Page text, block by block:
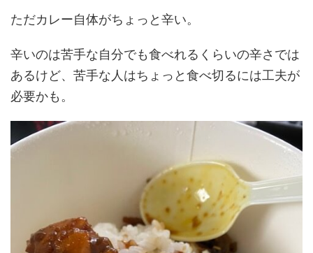
ただカレー自体がちょっと辛い。
辛いのは苦手な自分でも食べれるくらいの辛さでは
あるけど、苦手な人はちょっと食べ切るには工夫が
必要かも。